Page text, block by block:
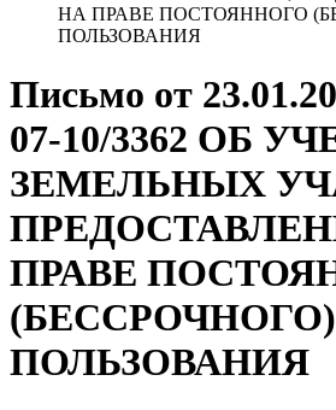
НА ПРАВЕ ПОСТОЯННОГО
ПОЛЬЗОВАНИЯ
Письмо от
07-10/3362 ОБ
ЗЕМЕЛЬНЫХ
ПРАВЕ
(БЕССРОЧНОГО)
ПОЛЬЗОВАНИЯ